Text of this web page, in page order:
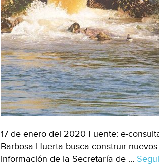
17 de enero del 2020 Fuente: e-
Barbosa Huerta busca construir
información de la Secretaría de …